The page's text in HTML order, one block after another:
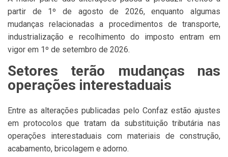
partir de 1º de agosto de 2026, enquanto algumas
mudanças relacionadas a procedimentos de transporte,
industrialização e recolhimento do imposto entram em
vigor em 1º de setembro de 2026.
Setores terão mudanças nas
operações interestaduais
Entre as alterações publicadas pelo Confaz estão ajustes
em protocolos que tratam da substituição tributária nas
operações interestaduais com materiais de construção,
acabamento, bricolagem e adorno.